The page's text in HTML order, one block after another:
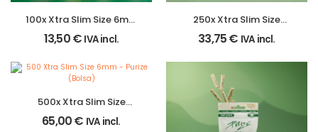
100x Xtra Slim Size 6mm
– Purize (Jarro de
Vidro)
13,50€ IVA incl.
250x Xtra Slim Size
6mm – Purize (Bolsa)
33,75€ IVA incl.
500x Xtra Slim Size
6mm – Purize (Bolsa)
65,00€ IVA incl.